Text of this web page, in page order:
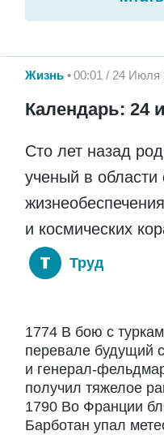
Жизнь 00:01 / 24 Июля
Календарь: 24
Сто лет назад
ученый в области
и космических
Труд
1774 В бою с
перевале будущий
и генерал-
получил тяжелое
1790 Во Франции
Барботан упал